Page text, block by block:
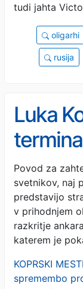
tudi jahta
oligarhi
rusija
Luka
Povod za
svetnikov, naj
predstavijo
v prihodnjem
razkritje
katerem je
KOPRSKI
spremembo